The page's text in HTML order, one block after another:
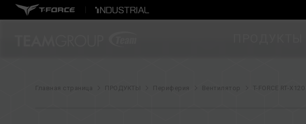
Главная страница ПРОДУКТЫ Вентилятор T-FORCE RT-